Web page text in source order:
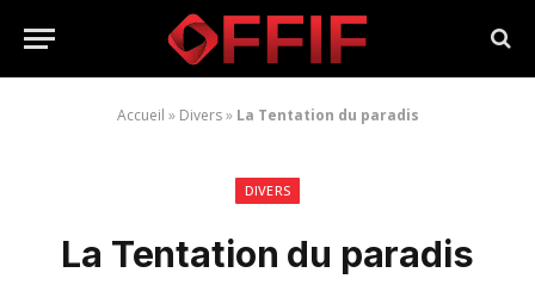
Accueil » Divers» La Tentation du paradis
DIVERS
La Tentation du paradis